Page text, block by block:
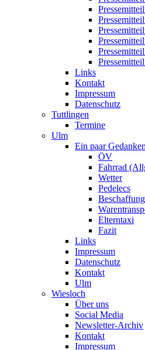
Links
Kontakt
Impressum
Datenschutz
Tuttlingen
Termine
Ulm
Ein paar
ÖV
Fahrrad
Wetter
Pedelecs
Beschaffung
Elterntaxi
Fazit
Links
Impressum
Datenschutz
Kontakt
Ulm
Wiesloch
Über uns
Social Media
Newsletter-Archiv
Kontakt
Impressum